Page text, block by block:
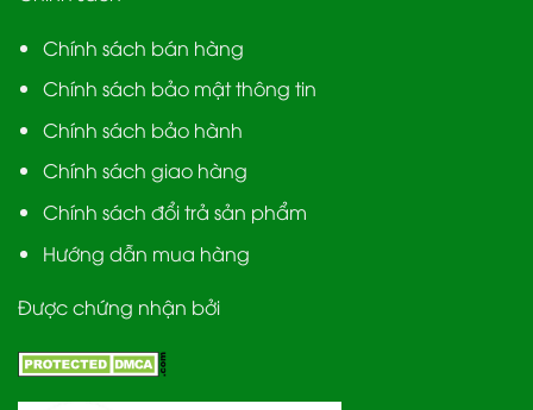
Chính sách bán hàng
Chính sách bảo mật thông tin
Chính sách bảo hành
Chính sách giao hàng
Chính sách đổi trả sản phẩm
Hướng dẫn mua hàng
Được chứng nhận bởi